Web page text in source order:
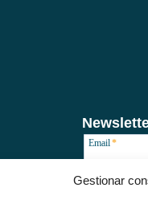
Gestionar
Email*